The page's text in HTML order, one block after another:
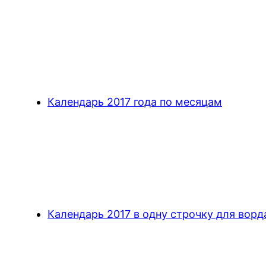
Календарь 2017 года по месяцам
Календарь 2017 в одну строчку для